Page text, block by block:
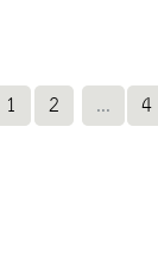
1 2 ... 4